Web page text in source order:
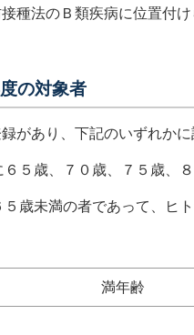
種法のＢ類疾病に位置付
の対象者
があり、下記のいずれか
６５歳、７０歳、７５歳、
５歳未満の者であって、ヒ
満年齢